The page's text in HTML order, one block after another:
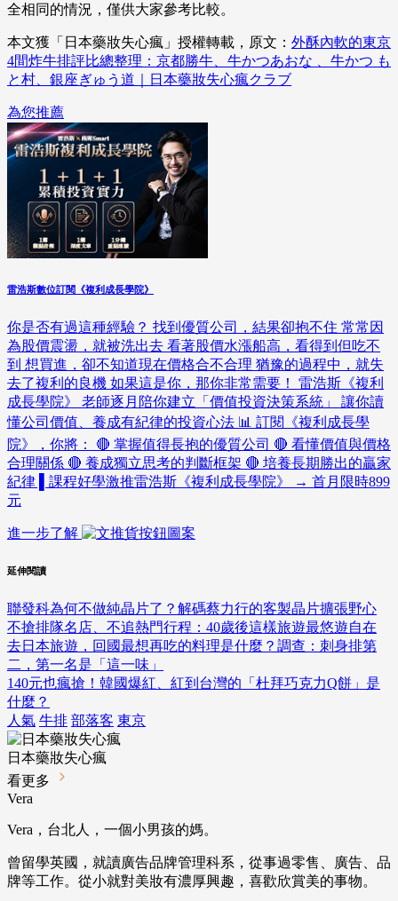
全相同的情況，僅供大家參考比較。
本文獲「日本藥妝失心瘋」授權轉載，原文： 外酥內軟的東京
4間炸牛排評比總整理：京都勝牛、牛かつあおな 、牛かつ も
と村、銀座ぎゅう道｜日本藥妝失心瘋クラブ
為您推薦
雷浩斯數位訂閱《複利成長學院》
你是否有過這種經驗？ 找到優質公司，結果卻抱不住 常常因
為股價震盪，就被洗出去 看著股價水漲船高，看得到但吃不
到 想買進，卻不知道現在價格合不合理 猶豫的過程中，就失
去了複利的良機 如果這是你，那你非常需要！ 雷浩斯《複利
成長學院》 老師逐月陪你建立「價值投資決策系統」 讓你讀
懂公司價值、養成有紀律的投資心法 📊 訂閱《複利成長學
院》，你將： 🔴 掌握值得長抱的優質公司 🔴 看懂價值與價格
合理關係 🔴 養成獨立思考的判斷框架 🔴 培養長期勝出的贏家
紀律 ▌課程好學激推雷浩斯《複利成長學院》 → 首月限時899
元
進一步了解
延伸閱讀
聯發科為何不做純晶片了？解碼蔡力行的客製晶片擴張野心
不搶排隊名店、不追熱門行程：40歲後這樣旅遊最悠遊自在
去日本旅遊，回國最想再吃的料理是什麼？調查：刺身排第
二，第一名是「這一味」
140元也瘋搶！韓國爆紅、紅到台灣的「杜拜巧克力Q餅」是
什麼？
人氣 牛排 部落客 東京
日本藥妝失心瘋
看更多
Vera
Vera，台北人，一個小男孩的媽。
曾留學英國，就讀廣告品牌管理科系，從事過零售、廣告、品
牌等工作。 從小就對美妝有濃厚興趣，喜歡欣賞美的事物。